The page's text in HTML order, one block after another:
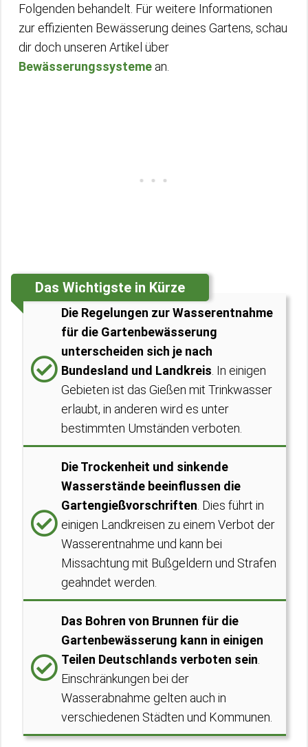
Folgenden behandelt. Für weitere Informationen
zur effizienten Bewässerung deines Gartens, schau
dir doch unseren Artikel über
Bewässerungssysteme an.
Das Wichtigste in Kürze
Die Regelungen zur Wasserentnahme
für die Gartenbewässerung
unterscheiden sich je nach
Bundesland und Landkreis . In einigen
Gebieten ist das Gießen mit Trinkwasser
erlaubt, in anderen wird es unter
bestimmten Umständen verboten.
Die Trockenheit und sinkende
Wasserstände beeinflussen die
Gartengießvorschriften . Dies führt in
einigen Landkreisen zu einem Verbot der
Wasserentnahme und kann bei
Missachtung mit Bußgeldern und Strafen
geahndet werden.
Das Bohren von Brunnen für die
Gartenbewässerung kann in einigen
Teilen Deutschlands verboten sein
Einschränkungen bei der
Wasserabnahme gelten auch in
verschiedenen Städten und Kommunen.